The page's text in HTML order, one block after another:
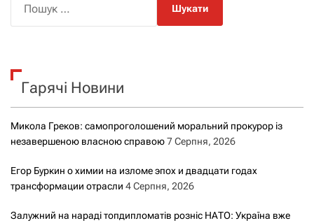
к
Гарячі Новини
Микола Греков: самопроголошений моральний прокурор із
незавершеною власною справою7 Серпня, 2026
Егор Буркин о химии на изломе эпох и двадцати годах
трансформации отрасли 4 Серпня, 2026
Залужний на нараді топдипломатів розніс НАТО: Україна вже